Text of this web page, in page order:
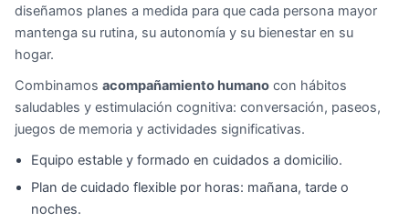
diseñamos planes a medida para que cada persona mayor
mantenga su rutina, su autonomía y su bienestar en su
hogar.
Combinamos acompañamiento humano con hábitos
saludables y estimulación cognitiva: conversación, paseos,
juegos de memoria y actividades significativas.
Equipo estable y formado en cuidados a domicilio.
Plan de cuidado flexible por horas: mañana, tarde o
noches.